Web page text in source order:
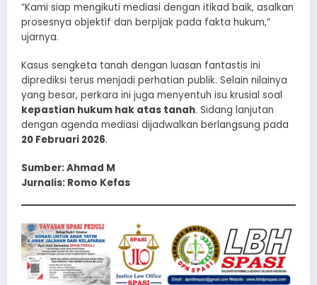
“Kami siap mengikuti mediasi dengan itikad baik, asalkan
prosesnya objektif dan berpijak pada fakta hukum,”
ujarnya.
Kasus sengketa tanah dengan luasan fantastis ini
diprediksi terus menjadi perhatian publik. Selain nilainya
yang besar, perkara ini juga menyentuh isu krusial soal
kepastian hukum hak atas tanah. Sidang lanjutan
dengan agenda mediasi dijadwalkan berlangsung pada
20 Februari 2026.
Sumber: Ahmad M
Jurnalis: Romo Kefas